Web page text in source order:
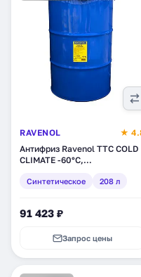
RAVENOL
★
Антифриз Ravenol TTC COLD
CLIMATE -60°C,
(1410140-208)
Синтетическое 208 л
91 423 ₽
Запрос цены